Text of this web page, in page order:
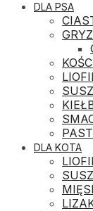
DLA PSA
DLA KOTA